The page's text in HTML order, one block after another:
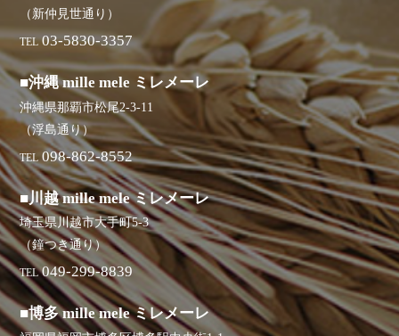
（新仲見世通り）
TEL 03-5830-3357
■沖縄 mille mele ミレメーレ
沖縄県那覇市松尾2-3-11
（浮島通り）
TEL 098-862-8552
■川越 mille mele ミレメーレ
埼玉県川越市大手町5-3
（鐘つき通り）
TEL 049-299-8839
■博多 mille mele ミレメーレ